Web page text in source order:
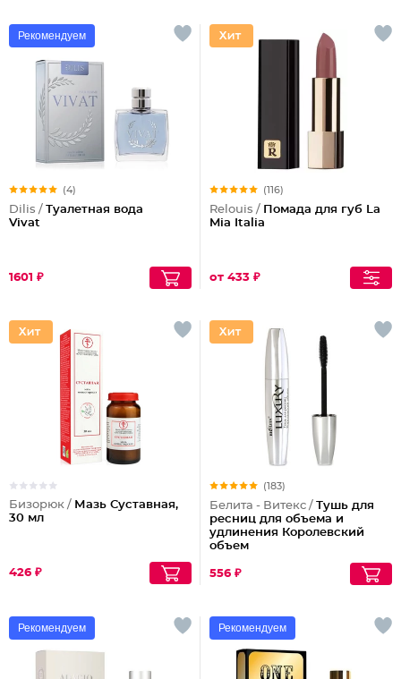
Рекомендуем
(4)
Dilis / Туалетная вода
Vivat
1601 ₽
(116)
Relouis / Помада для губ La
Mia Italia
от 433 ₽
Бизорюк / Мазь Суставная,
30 мл
426 ₽
(183)
Белита - Витекс / Тушь для
ресниц для объема и
удлинения Королевский
объем
556 ₽
Рекомендуем Рекомендуем